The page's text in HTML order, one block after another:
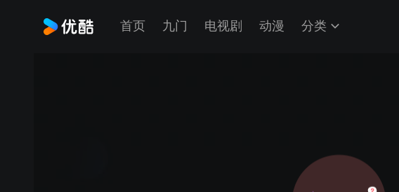
首页 九门 电视剧 动漫 分类